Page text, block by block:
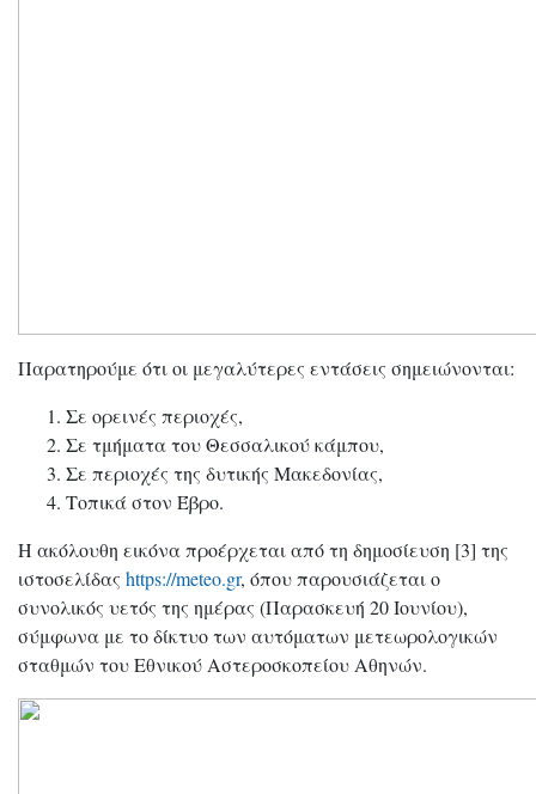
Παρατηρούμε ότι οι μεγαλύτερες εντάσεις σημειώνονται:
Σε ορεινές περιοχές,
Σε τμήματα του Θεσσαλικού κάμπου,
Σε περιοχές της δυτικής Μακεδονίας,
Τοπικά στον Έβρο.
Η ακόλουθη εικόνα προέρχεται από τη δημοσίευση [3] της
ιστοσελίδας https://meteo.gr, όπου παρουσιάζεται ο
συνολικός υετός της ημέρας (Παρασκευή 20 Ιουνίου),
σύμφωνα με το δίκτυο των αυτόματων μετεωρολογικών
σταθμών του Εθνικού Αστεροσκοπείου Αθηνών.